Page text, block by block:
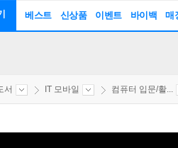
베스트 신상품 이벤트 바이백 매
서 IT 모바일 컴퓨터 입문/활...